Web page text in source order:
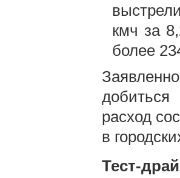
кмч за
более
расход
в
Тест-